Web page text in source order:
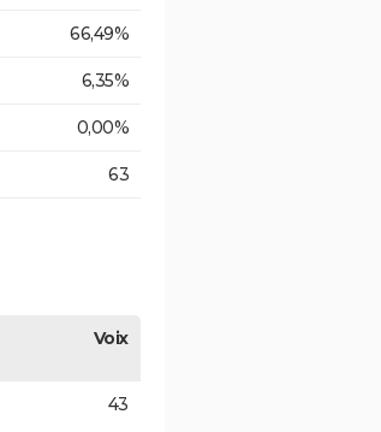
66,49%
6,35%
0,00%
63
Voix
43